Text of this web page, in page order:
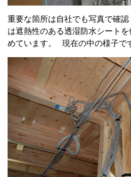
重要な箇所は自社でも写真で確
は遮熱性のある透湿防水シート
めています。 現在の中の様子で